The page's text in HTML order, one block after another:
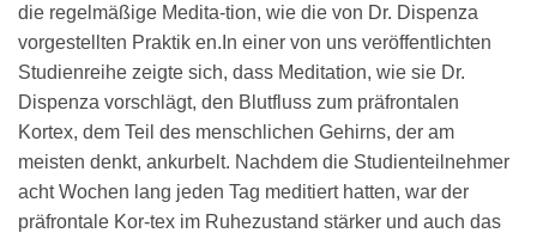
die regelmäßige Medita-tion, wie die von Dr. Dispenza
vorgestellten Praktik en.In einer von uns veröffentlichten
Studienreihe zeigte sich, dass Meditation, wie sie Dr.
Dispenza vorschlägt, den Blutfluss zum präfrontalen
Kortex, dem Teil des menschlichen Gehirns, der am
meisten denkt, ankurbelt. Nachdem die Studienteilnehmer
acht Wochen lang jeden Tag meditiert hatten, war der
präfrontale Kor-tex im Ruhezustand stärker und auch das